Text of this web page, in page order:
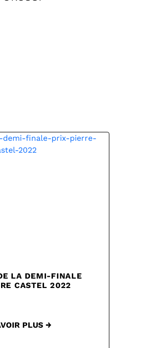
LA DEMI-FINALE
CASTEL 2022
PLUS →